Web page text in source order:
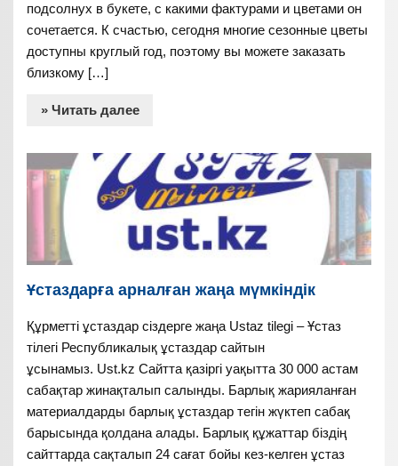
подсолнух в букете, с какими фактурами и цветами он
сочетается. К счастью, сегодня многие сезонные цветы
доступны круглый год, поэтому вы можете заказать
близкому […]
» Читать далее
Ұстаздарға арналған жаңа мүмкіндік
Құрметті ұстаздар сіздерге жаңа Ustaz tilegi – Ұстаз
тілегі Республикалық ұстаздар сайтын
ұсынамыз. Ust.kz Сайтта қазіргі уақытта 30 000 астам
сабақтар жинақталып салынды. Барлық жарияланған
материалдарды барлық ұстаздар тегін жүктеп сабақ
барысында қолдана алады. Барлық құжаттар біздің
сайттарда сақталып 24 сағат бойы кез-келген ұстаз